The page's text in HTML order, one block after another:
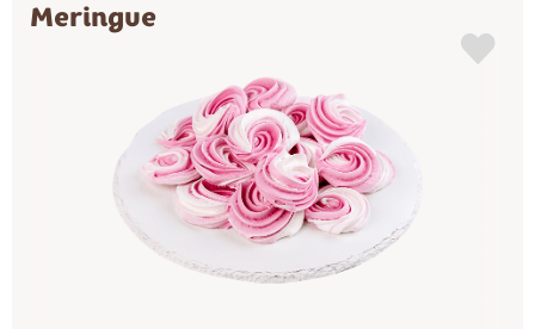
Marshmallow
Cakes
Meringue